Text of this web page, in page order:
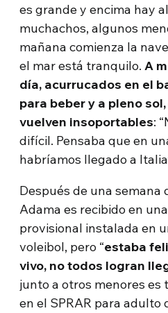
es grande y encima hay
muchachos, algunos
mañana comienza la
el mar está tranquilo.A
día, acurrucados en el
para beber y a pleno
vuelven insoportables:
difícil. Pensaba que en
habríamos llegado a
Después de una semana
Adama es recibido en
provisional instalada en
voleibol, pero “estaba
vivo, no todos logran
junto a otros menores es
en el SPRAR para adulto